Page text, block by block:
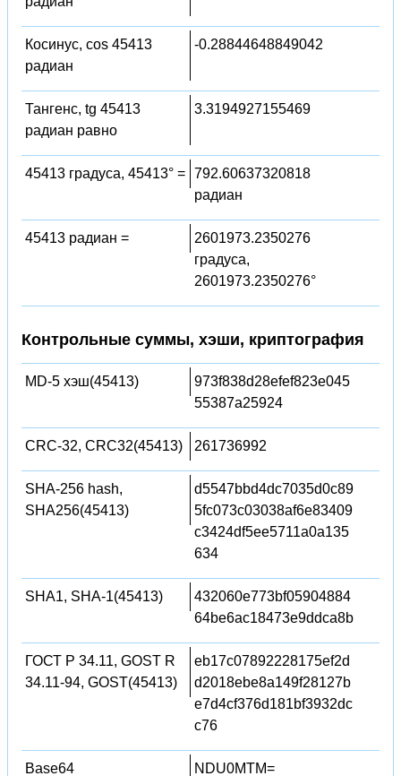
Косинус, cos 45413
радиан
-0.28844648849042
Тангенс, tg 45413
радиан равно
3.3194927155469
45413 градуса, 45413° = 792.60637320818
радиан
45413 радиан =
2601973.2350276
градуса,
2601973.2350276°
Контрольные суммы, хэши, криптография
MD-5 хэш(45413)
973f838d28efef823e045
55387a25924
CRC-32, CRC32(45413) 261736992
SHA-256 hash,
SHA256(45413)
d5547bbd4dc7035d0c89
5fc073c03038af6e83409
c3424df5ee5711a0a135
634
SHA1, SHA-1(45413)
432060e773bf05904884
64be6ac18473e9ddca8b
ГОСТ Р 34.11, GOST R
34.11-94, GOST(45413)
eb17c07892228175ef2d
d2018ebe8a149f28127b
e7d4cf376d181bf3932dc
c76
Base64 NDU0MTM=